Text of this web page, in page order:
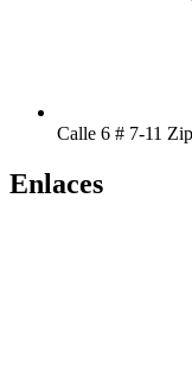
Calle 6 # 7-11
Enlaces